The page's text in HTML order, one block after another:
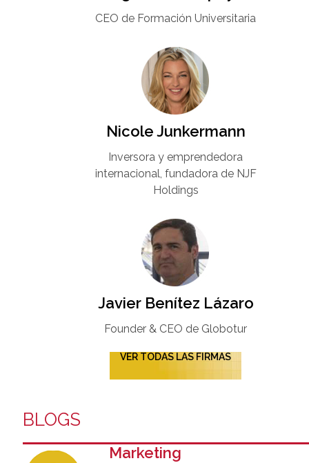
CEO de Formación Universitaria​
Nicole Junkermann​
Inversora y emprendedora
internacional, fundadora de NJF
Holdings
Javier Benítez Lázaro
Founder & CEO de Globotur​
VER TODAS LAS FIRMAS
BLOGS
Marketing